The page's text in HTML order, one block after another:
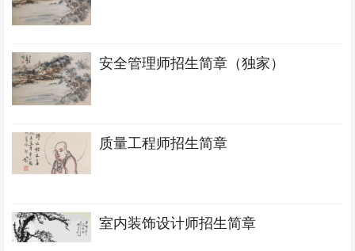
安全管理师招生简章（独家）
质量工程师招生简章
室内装饰设计师招生简章